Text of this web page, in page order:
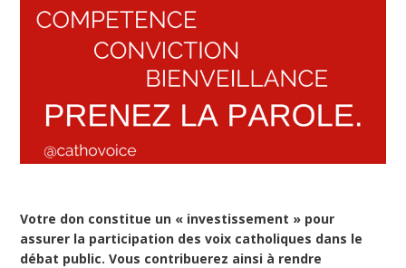
Votre don constitue un « investissement » pour
assurer la participation des voix catholiques dans le
débat public. Vous contribuerez ainsi à rendre